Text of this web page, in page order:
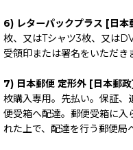
6) レターパックプラス [日本
枚、又はTシャツ3枚、又は
受領印または署名をいただき
7) 日本郵便 定形外 [日本郵政
枚購入専用。先払い。保証
便受箱へ配達。郵便受箱に入
れた上で、配達を行う郵便局